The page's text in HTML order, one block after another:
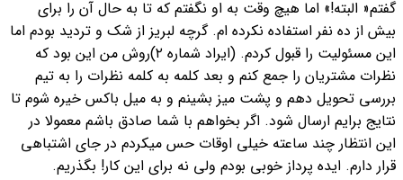
گفتم« البته!» اما هیچ وقت به او نگفتم که تا به حال آن را برای
بیش از ده نفر استفاده نکرده ام. گرچه لبریز از شک و تردید بودم اما
این مسئولیت را قبول کردم. (ایراد شماره ۲)
روش من این بود که
نظرات مشتریان را جمع کنم و بعد کلمه به کلمه نظرات را به تیم
بررسی تحویل دهم و پشت میز بشینم و به میل باکس خیره شوم تا
نتایج برایم ارسال شود. اگر بخواهم با شما صادق باشم معمولا در
این انتظار چند ساعته خیلی اوقات حس میکردم در جای اشتباهی
قرار دارم. ایده پرداز خوبی بودم ولی نه برای این کار! بگذریم.